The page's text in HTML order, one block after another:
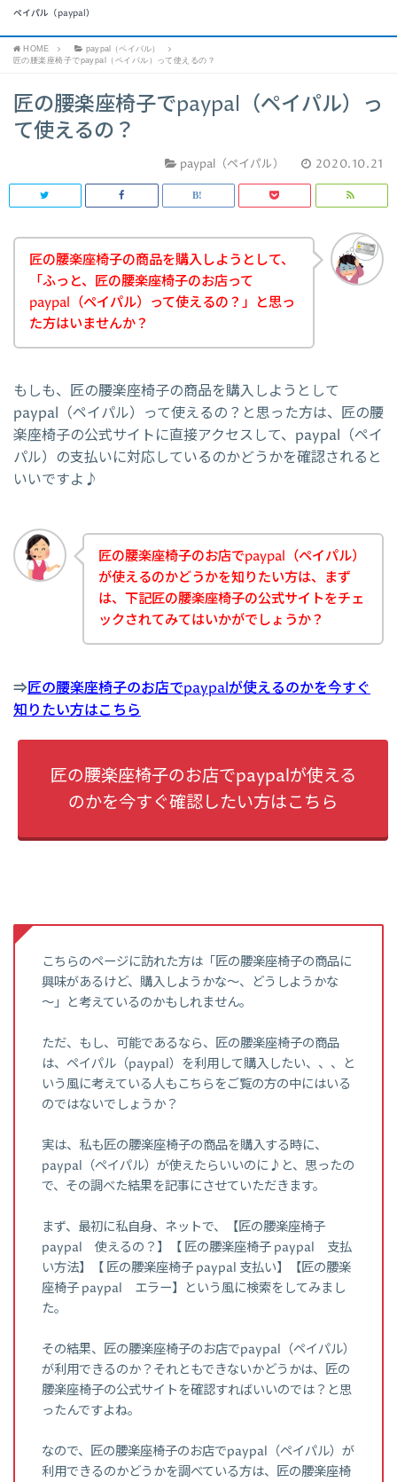
ペイパル（paypal）
HOME
paypal（ペイパル）
匠の腰楽座椅子でpaypal（ペイパル）って使えるの？
匠の腰楽座椅子でpaypal（ペイパル）っ
て使えるの？
paypal（ペイパル） 2020.10.21
匠の腰楽座椅子の商品を購入しようとして、
「ふっと、匠の腰楽座椅子のお店って
paypal（ペイパル）って使えるの？」と思っ
た方はいませんか？
もしも、匠の腰楽座椅子の商品を購入しようとして
paypal（ペイパル）って使えるの？と思った方は、匠の腰
楽座椅子の公式サイトに直接アクセスして、paypal（ペイ
パル）の支払いに対応しているのかどうかを確認されると
いいですよ♪
匠の腰楽座椅子のお店でpaypal（ペイパル）
が使えるのかどうかを知りたい方は、まず
は、下記匠の腰楽座椅子の公式サイトをチェ
ックされてみてはいかがでしょうか？
⇒匠の腰楽座椅子のお店でpaypalが使えるのかを今すぐ
知りたい方はこちら
匠の腰楽座椅子のお店でpaypalが使える
のかを今すぐ確認したい方はこちら
こちらのページに訪れた方は「匠の腰楽座椅子の商品に
興味があるけど、購入しようかな～、どうしようかな
～」と考えているのかもしれません。
ただ、もし、可能であるなら、匠の腰楽座椅子の商品
は、ペイパル（paypal）を利用して購入したい、、、と
いう風に考えている人もこちらをご覧の方の中にはいる
のではないでしょうか？
実は、私も匠の腰楽座椅子の商品を購入する時に、
paypal（ペイパル）が使えたらいいのに♪と、思ったの
で、その調べた結果を記事にさせていただきます。
まず、最初に私自身、ネットで、【匠の腰楽座椅子
paypal 使えるの？】【 匠の腰楽座椅子 paypal 支払
い方法】【 匠の腰楽座椅子 paypal 支払い】【匠の腰楽
座椅子 paypal エラー】という風に検索をしてみまし
た。
その結果、匠の腰楽座椅子のお店でpaypal（ペイパル）
が利用できるのか？それともできないかどうかは、匠の
腰楽座椅子の公式サイトを確認すればいいのでは？と思
ったんですよね。
なので、匠の腰楽座椅子のお店でpaypal（ペイパル）が
利用できるのかどうかを調べている方は、匠の腰楽座椅